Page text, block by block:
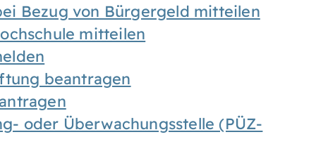
Bezug von Bürgergeld mitteilen
mitteilen
beantragen
oder Überwachungsstelle (PÜZ-